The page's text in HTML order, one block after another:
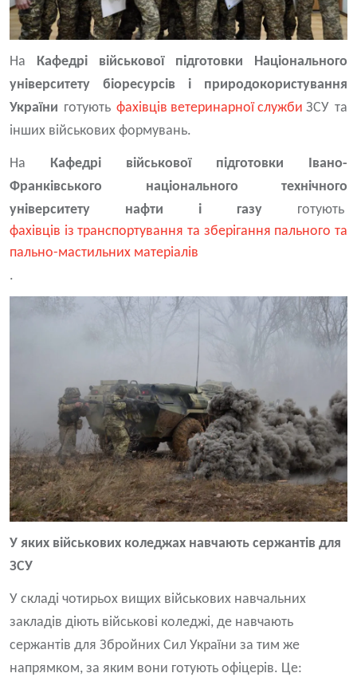
На Кафедрі військової підготовки Національного
університету біоресурсів і природокористування
України готують фахівців ветеринарної служби ЗСУ та
інших військових формувань.
На Кафедрі військової підготовки Івано-
Франківського національного технічного
університету нафти і газу готують
фахівців із транспортування та зберігання пального та
пально-мастильних матеріалів
.
У яких військових коледжах навчають сержантів для
ЗСУ
У складі чотирьох вищих військових навчальних
закладів діють військові коледжі, де навчають
сержантів для Збройних Сил України за тим же
напрямком, за яким вони готують офіцерів. Це: